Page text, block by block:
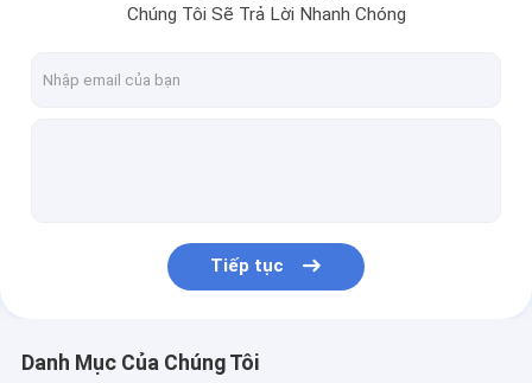
Chúng Tôi Sẽ Trả Lời Nhanh Chóng
Tiếp tục
Danh Mục Của Chúng Tôi